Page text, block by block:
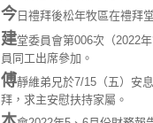
今日禮拜後松年牧區在禮拜
建堂委員會第006次（2022
員同工出席參加。
傅靜維弟兄於7/15（五）安
拜，求主安慰扶持家屬。